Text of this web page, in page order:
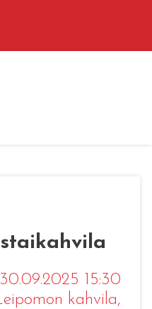
15:30
kahvila,